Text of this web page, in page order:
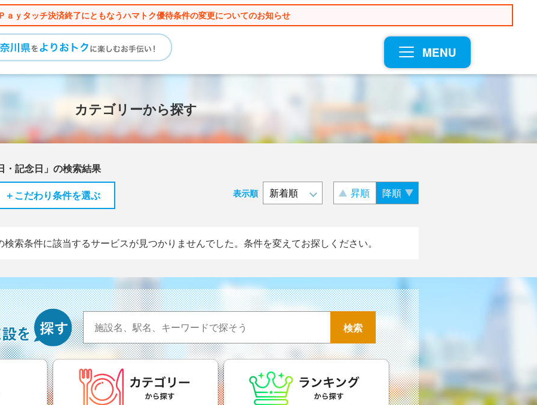
ａｙタッチ決済終了にともなうハマトク優待条件の変更についてのお知らせ
MENU
カテゴリーから探す
・記念日」の検索結果
＋こだわり条件を選ぶ 表示順 昇順 降順
索条件に該当するサービスが見つかりませんでした。条件を変えてお探しください。